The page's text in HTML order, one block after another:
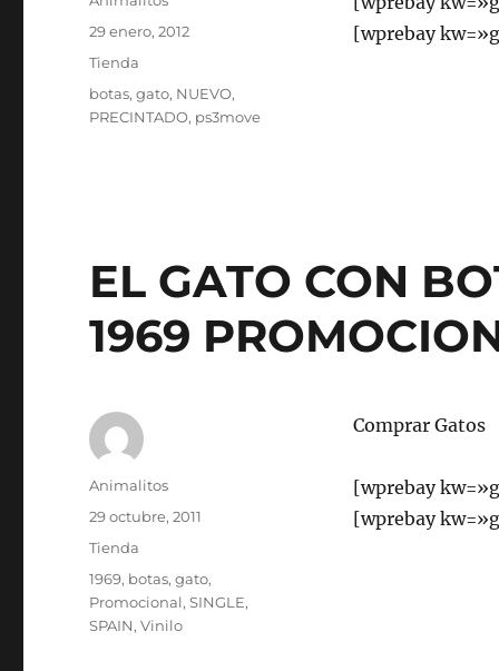
[wprebay
Publicado
el
29 enero, 2012
Categorías
Tienda
Etiquetas
botas,gato, NUEVO,
PRECINTADO, ps3move
EL GATO CON
1969
Comprar Gatos
[wprebay
[wprebay
Autor
Animalitos
Publicado
el
29 octubre, 2011
Categorías
Tienda
Etiquetas
1969, botas,gato,
Promocional,SINGLE,
SPAIN,Vinilo